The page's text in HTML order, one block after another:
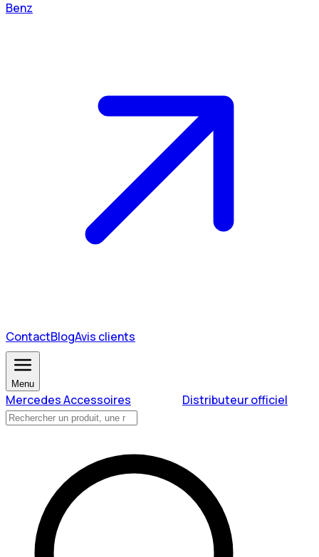
Benz
ContactBlogAvis clients
Menu
Mercedes Accessoires Distributeur officiel